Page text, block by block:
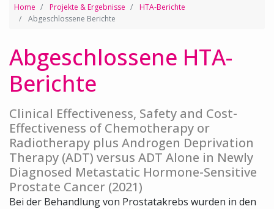
Home Projekte & Ergebnisse
HTA-Berichte
Abgeschlossene Berichte
Abgeschlossene HTA-
Berichte
Clinical Effectiveness, Safety and Cost-
Effectiveness of Chemotherapy or
Radiotherapy plus Androgen Deprivation
Therapy (ADT) versus ADT Alone in Newly
Diagnosed Metastatic Hormone-Sensitive
Prostate Cancer (2021)
Bei der Behandlung von Prostatakrebs wurden in den